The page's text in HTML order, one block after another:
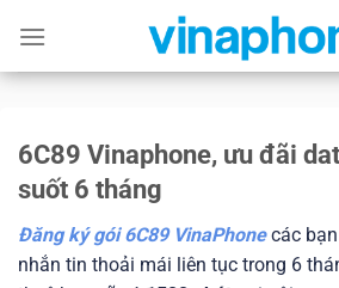
content
6C89 Vinaphone, ưu đãi
suốt 6 tháng
Đăng ký gói 6C89 VinaPhonecác
nhắn tin thoải mái liên tục trong 6